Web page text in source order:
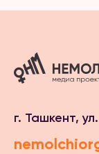
г. Ташкент,